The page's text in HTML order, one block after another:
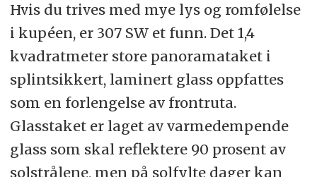
Hvis du trives med mye lys og romfølelse
i kupéen, er 307 SW et funn. Det 1,4
kvadratmeter store panoramataket i
splintsikkert, laminert glass oppfattes
som en forlengelse av frontruta.
Glasstaket er laget av varmedempende
glass som skal reflektere 90 prosent av
solstrålene, men på solfylte dager kan